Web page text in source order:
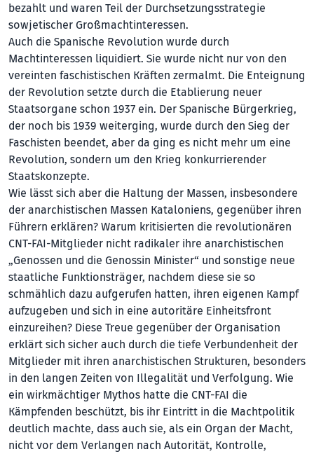
bezahlt und waren Teil der Durchsetzungsstrategie
sowjetischer Großmachtinteressen.
Auch die Spanische Revolution wurde durch
Machtinteressen liquidiert. Sie wurde nicht nur von den
vereinten faschistischen Kräften zermalmt. Die Enteignung
der Revolution setzte durch die Etablierung neuer
Staatsorgane schon 1937 ein. Der Spanische Bürgerkrieg,
der noch bis 1939 weiterging, wurde durch den Sieg der
Faschisten beendet, aber da ging es nicht mehr um eine
Revolution, sondern um den Krieg konkurrierender
Staatskonzepte.
Wie lässt sich aber die Haltung der Massen, insbesondere
der anarchistischen Massen Kataloniens, gegenüber ihren
Führern erklären? Warum kritisierten die revolutionären
CNT-FAI-Mitglieder nicht radikaler ihre anarchistischen
„Genossen und die Genossin Minister“ und sonstige neue
staatliche Funktionsträger, nachdem diese sie so
schmählich dazu aufgerufen hatten, ihren eigenen Kampf
aufzugeben und sich in eine autoritäre Einheitsfront
einzureihen? Diese Treue gegenüber der Organisation
erklärt sich sicher auch durch die tiefe Verbundenheit der
Mitglieder mit ihren anarchistischen Strukturen, besonders
in den langen Zeiten von Illegalität und Verfolgung. Wie
ein wirkmächtiger Mythos hatte die CNT-FAI die
Kämpfenden beschützt, bis ihr Eintritt in die Machtpolitik
deutlich machte, dass auch sie, als ein Organ der Macht,
nicht vor dem Verlangen nach Autorität, Kontrolle,